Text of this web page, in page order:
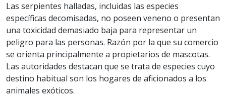
Las serpientes halladas, incluidas las especies
específicas decomisadas, no poseen veneno o presentan
una toxicidad demasiado baja para representar un
peligro para las personas. Razón por la que su comercio
se orienta principalmente a propietarios de mascotas.
Las autoridades destacan que se trata de especies cuyo
destino habitual son los hogares de aficionados a los
animales exóticos.